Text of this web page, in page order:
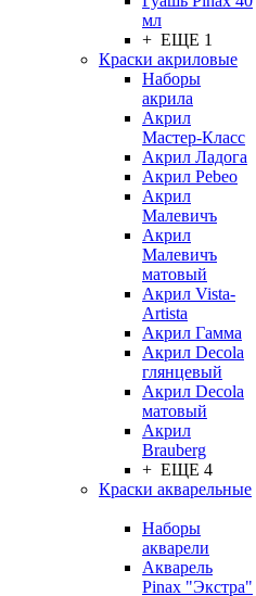
мл
+ ЕЩЕ 1
Краски акриловые
Наборы
акрила
Акрил
Мастер-Класс
Акрил Ладога
Акрил Pebeo
Акрил
Малевичъ
Акрил
Малевичъ
матовый
Акрил Vista-
Artista
Акрил Гамма
Акрил Decola
глянцевый
Акрил Decola
матовый
Акрил
Brauberg
+ ЕЩЕ 4
Краски акварельные
Наборы
акварели
Акварель
Pinax "Экстра"